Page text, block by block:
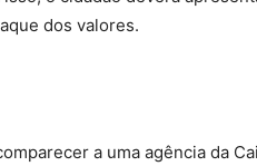
dos valores.
a uma agência da